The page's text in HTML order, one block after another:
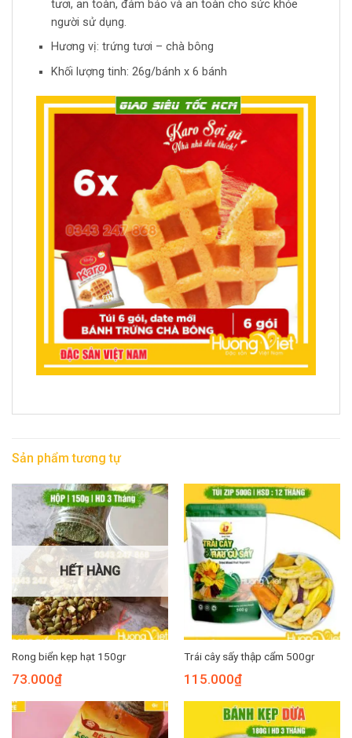
tươi, an toàn, đảm bảo và an toàn cho sức khỏe
người sử dụng.
Hương vị: trứng tươi – chà bông
Khối lượng tinh: 26g/bánh x 6 bánh
Sản phẩm tương tự
HẾT HÀNG
Rong biển kẹp hạt 150gr
73.000₫
Trái cây sấy thập cẩm 500gr
115.000₫